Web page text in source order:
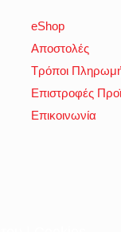
eShop
Αποστολές
Τρόποι
Επιστροφές
Επικοινωνία